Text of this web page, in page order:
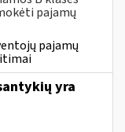
pajamų
pajamų
yra